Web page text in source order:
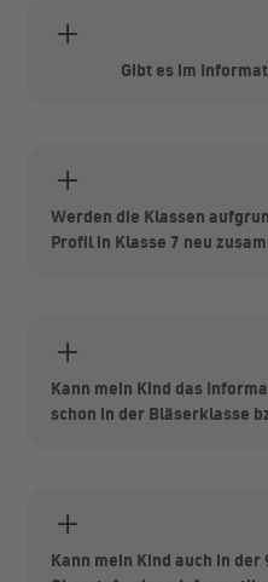
haben, findet der
Unterrichtsfächern
Gibt es im
Schwerpunktsetzung
Werden die Klassen
Profil in Klasse 7 neu
Kann mein Kind das
schon in der Bläserklasse
Kann mein Kind auch in